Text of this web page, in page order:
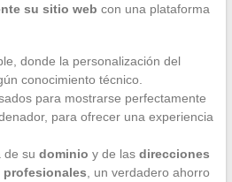
su sitio web con una plataforma
donde la personalización del
conocimiento técnico.
para mostrarse perfectamente
para ofrecer una experiencia
de su dominio y de las direcciones
, un verdadero ahorro